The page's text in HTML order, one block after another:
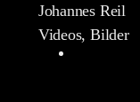
Johannes Reil
Videos, Bilder